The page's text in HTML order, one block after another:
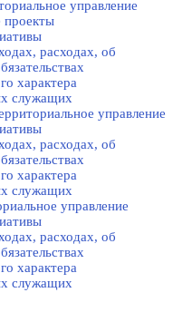
управление
проекты
расходах, об
характера
служащих
управление
расходах, об
характера
служащих
управление
расходах, об
характера
служащих